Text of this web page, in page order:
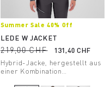
Summer Sale 40% Off
LEDE W JACKET
219,00 CHF
131,40 CHF
Hybrid-Jacke, hergestellt aus
einer Kombination